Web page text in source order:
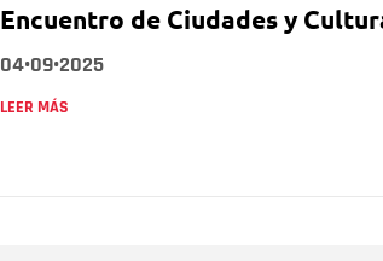
Encuentro de Ciudades y
04•09•2025
LEER MÁS